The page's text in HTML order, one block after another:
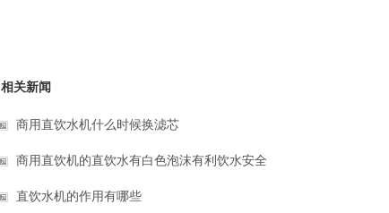
相关新闻
商用直饮水机什么时候换滤芯
商用直饮机的直饮水有白色泡沫有利饮水安全
直饮水机的作用有哪些